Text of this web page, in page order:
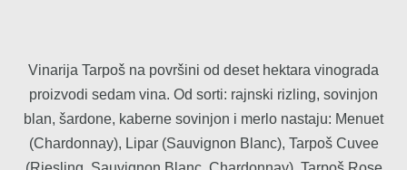
Vinarija Tarpoš na površini od deset hektara vinograda
proizvodi sedam vina. Od sorti: rajnski rizling, sovinjon
blan, šardone, kaberne sovinjon i merlo nastaju: Menuet
(Chardonnay), Lipar (Sauvignon Blanc), Tarpoš Cuvee